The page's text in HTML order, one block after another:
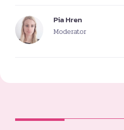
Pia Hren
Moderator